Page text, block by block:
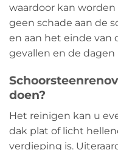
waardoor kan
geen schade aan de
en aan het einde van
gevallen en de dagen
doen?
Het reinigen kan u
dak plat of licht
verdieping is.